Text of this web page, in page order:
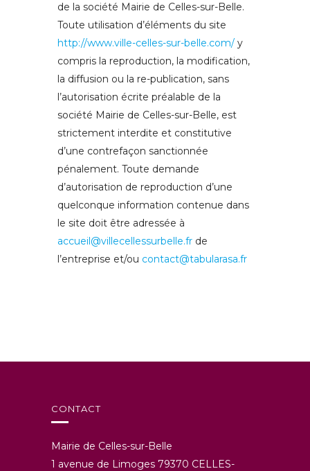
de la société Mairie de Celles-sur-Belle.
Toute utilisation d’éléments du site
http://www.ville-celles-sur-belle.com/y
compris la reproduction, la modification,
la diffusion ou la re-publication, sans
l’autorisation écrite préalable de la
société Mairie de Celles-sur-Belle, est
strictement interdite et constitutive
d’une contrefaçon sanctionnée
pénalement. Toute demande
d’autorisation de reproduction d’une
quelconque information contenue dans
le site doit être adressée à
accueil@villecellessurbelle.frde
l’entreprise et/ou contact@tabularasa.fr
CONTACT
Mairie de Celles-sur-Belle
1 avenue de Limoges 79370 CELLES-